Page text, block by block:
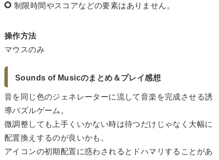
制限時間やスコアなどの要素はありません。
操作方法
マウスのみ
Sounds of Musicのまとめ＆プレイ感想
音を同じ色のジェネレーターに流して音楽を完成させる誘
導パズルゲーム。
微調整しても上手くいかない時は待つだけじゃなく大幅に
配置換えするのが良いかも。
アイコンの初期配置に惑わされるとドハマリすることがあ